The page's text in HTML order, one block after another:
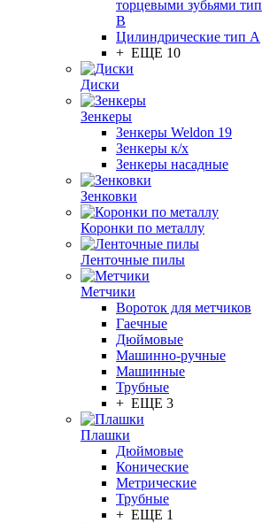
торцевыми зубьями тип
B
Цилиндрические тип А
+ ЕЩЕ 10
Диски
Зенкеры
Зенкеры Weldon 19
Зенкеры к/х
Зенкеры насадные
Зенковки
Коронки по металлу
Ленточные пилы
Метчики
Вороток для метчиков
Гаечные
Дюймовые
Машинно-ручные
Машинные
Трубные
+ ЕЩЕ 3
Плашки
Дюймовые
Конические
Метрические
Трубные
+ ЕЩЕ 1